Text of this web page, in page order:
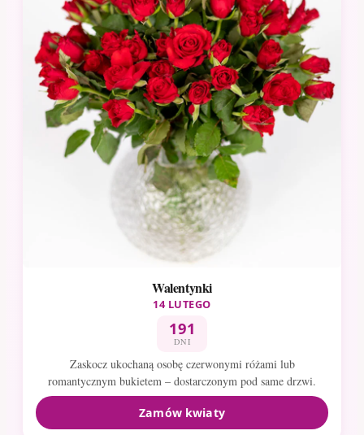
Walentynki
14 LUTEGO
191
DNI
Zaskocz ukochaną osobę czerwonymi różami lub
romantycznym bukietem – dostarczonym pod same drzwi.
Zamów kwiaty